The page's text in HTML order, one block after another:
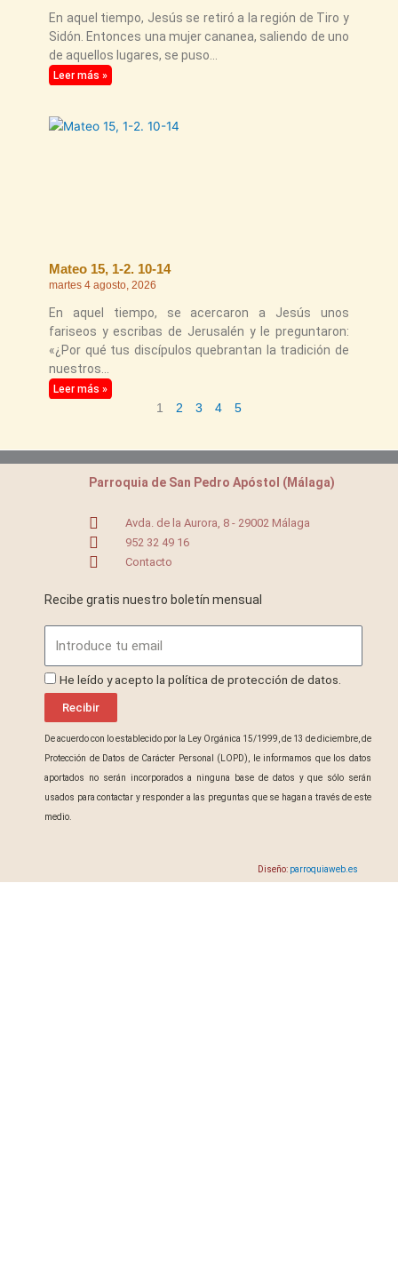
En aquel tiempo, Jesús se retiró a la región de Tiro y
Sidón. Entonces una mujer cananea, saliendo de uno
de aquellos lugares, se puso
Leer más »
Mateo 15, 1-2. 10-14
martes 4 agosto, 2026
En aquel tiempo, se acercaron a Jesús unos
fariseos y escribas de Jerusalén y le preguntaron:
«¿Por qué tus discípulos quebrantan la tradición de
nuestros
Leer más »
1 2 3 4 5
Parroquia de San Pedro Apóstol (Málaga)
Avda. de la Aurora, 8 - 29002 Málaga
952 32 49 16
Contacto
Recibe gratis nuestro boletín mensual
ProteccionDatos
He leído y acepto la política de protección de datos.
Recibir
De acuerdo con lo establecido por la Ley Orgánica 15/1999, de 13 de diciembre, de
Protección de Datos de Carácter Personal (LOPD), le informamos que los datos
aportados no serán incorporados a ninguna base de datos y que sólo serán
usados para contactar y responder a las preguntas que se hagan a través de este
medio.
Diseño: parroquiaweb.es